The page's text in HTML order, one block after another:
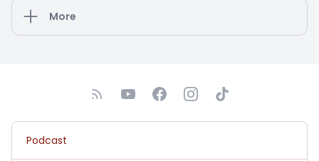
More
Podcast